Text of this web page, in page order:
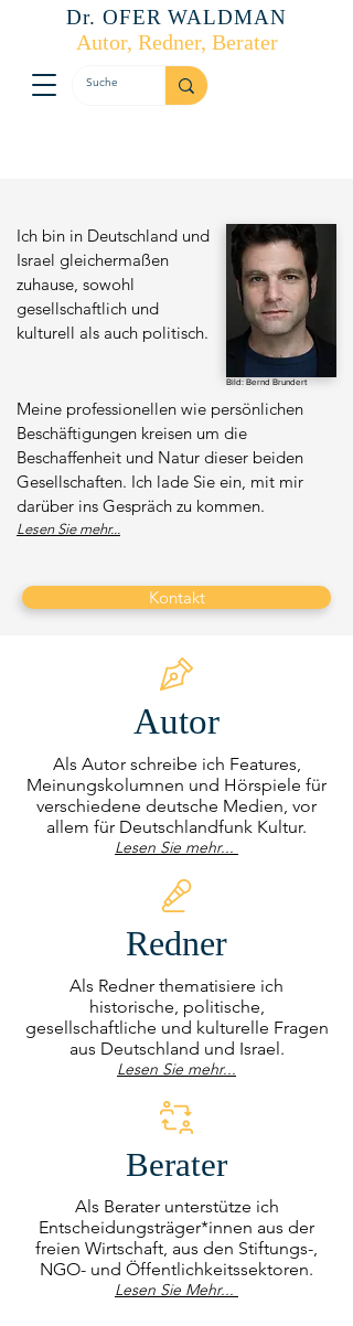
Dr. OFER WALDMAN
Autor, Redner, Berater
Ich bin in Deutschland und
Israel gleichermaßen
zuhause, sowohl
gesellschaftlich und
kulturell als auch politisch.
Bild: Bernd Brundert
Meine professionellen wie persönlichen
Beschäftigungen kreisen um die
Beschaffenheit und Natur dieser beiden
Gesellschaften. Ich lade Sie ein, mit mir
darüber ins Gespräch zu kommen.
Lesen Sie mehr...
Kontakt
Autor
Als Autor schreibe ich Features,
Meinungskolumnen und Hörspiele für
verschiedene deutsche Medien, vor
allem für Deutschlandfunk Kultur.
Lesen Sie mehr...
Redner
Als Redner thematisiere ich
historische, politische,
gesellschaftliche und kulturelle Fragen
aus Deutschland und Israel.
Lesen Sie mehr...
Berater
Als Berater unterstütze ich
Entscheidungsträger*innen aus der
freien Wirtschaft, aus den Stiftungs-,
NGO- und Öffentlichkeitssektoren.
Lesen Sie Mehr...